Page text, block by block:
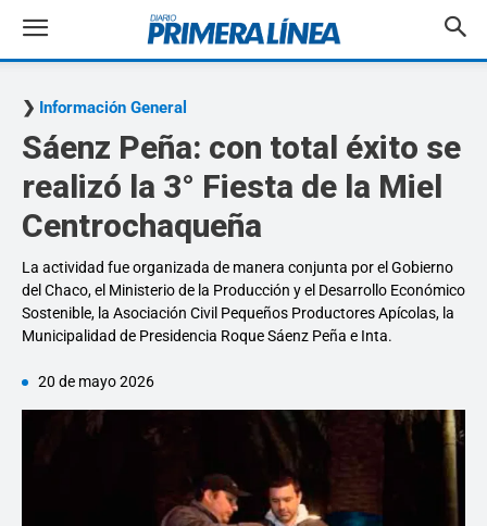
Información General
Sáenz Peña: con total éxito se
realizó la 3° Fiesta de la Miel
Centrochaqueña
La actividad fue organizada de manera conjunta por el Gobierno
del Chaco, el Ministerio de la Producción y el Desarrollo Económico
Sostenible, la Asociación Civil Pequeños Productores Apícolas, la
Municipalidad de Presidencia Roque Sáenz Peña e Inta.
20 de mayo 2026